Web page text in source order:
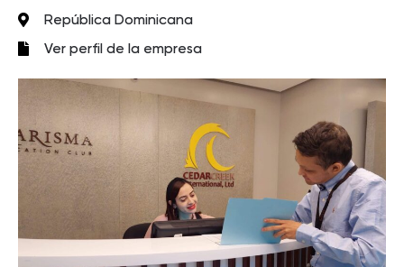
República Dominicana
Ver perfil de la empresa